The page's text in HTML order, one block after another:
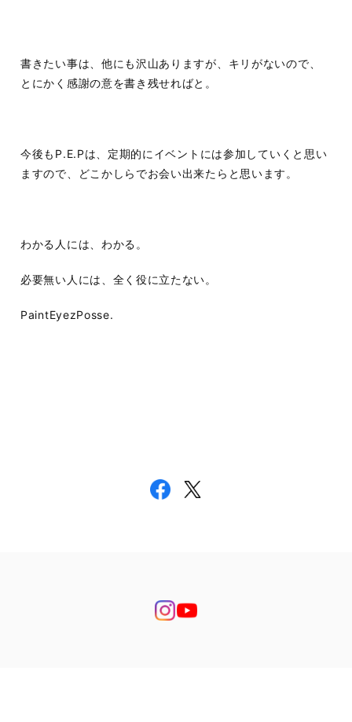
書きたい事は、他にも沢山ありますが、キリがないので、
とにかく感謝の意を書き残せればと。
今後もP.E.Pは、定期的にイベントには参加していくと思い
ますので、どこかしらでお会い出来たらと思います。
わかる人には、わかる。
必要無い人には、全く役に立たない。
PaintEyezPosse.